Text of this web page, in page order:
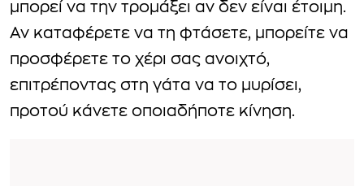
μπορεί να την τρομάξει αν δεν είναι έτοιμη.
Αν καταφέρετε να τη φτάσετε, μπορείτε να
προσφέρετε το χέρι σας ανοιχτό,
επιτρέποντας στη γάτα να το μυρίσει,
προτού κάνετε οποιαδήποτε κίνηση.